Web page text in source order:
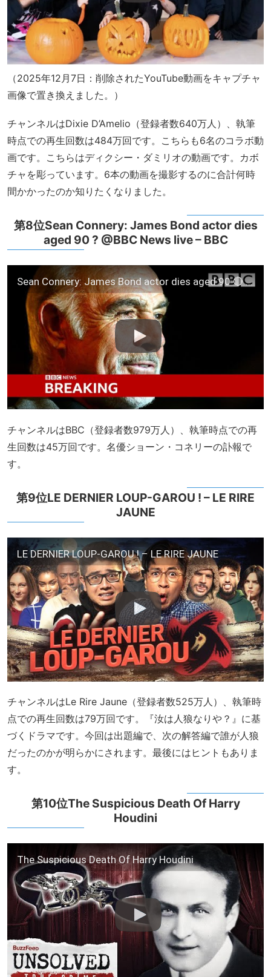
（2025年12月7日：削除されたYouTube動画をキャプチャ
画像で置き換えました。）
チャンネルはDixie D’Amelio（登録者数640万人）、執筆
時点での再生回数は484万回です。こちらも6名のコラボ動
画です。こちらはディクシー・ダミリオの動画です。カボ
チャを彫っています。6本の動画を撮影するのに合計何時
間かかったのか知りたくなりました。
第8位Sean Connery: James Bond actor dies
aged 90 ? @BBC News live – BBC
Sean Connery: James Bond actor dies aged 90 🔴 @BBCNews live – BBC
チャンネルはBBC（登録者数979万人）、執筆時点での再
生回数は45万回です。名優ショーン・コネリーの訃報で
す。
第9位LE DERNIER LOUP-GAROU ! – LE RIRE
JAUNE
LE DERNIER LOUP-GAROU ! – LE RIRE JAUNE
チャンネルはLe Rire Jaune（登録者数525万人）、執筆時
点での再生回数は79万回です。『汝は人狼なりや？』に基
づくドラマです。今回は出題編で、次の解答編で誰が人狼
だったのかが明らかにされます。最後にはヒントもありま
す。
第10位The Suspicious Death Of Harry
Houdini
The Suspicious Death Of Harry Houdini